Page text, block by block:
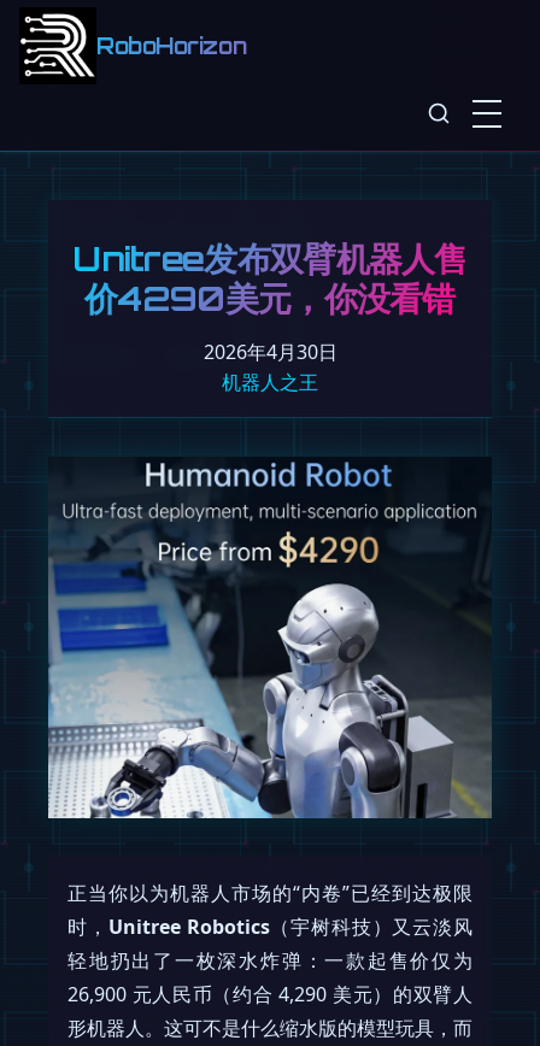
RoboHorizon
Unitree发布双臂机器人售
价4290美元，你没看错
2026年4月30日
机器人之王
正当你以为机器人市场的“内卷”已经到达极限
时， Unitree Robotics（宇树科技）又云淡风
轻地扔出了一枚深水炸弹：一款起售价仅为
26,900 元人民币（约合 4,290 美元）的双臂人
形机器人。这可不是什么缩水版的模型玩具，而